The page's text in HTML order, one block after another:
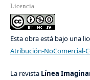
Licencia
Esta obra está bajo una
Atribución-NoComercial-
La revista Línea